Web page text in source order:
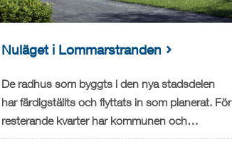
Nuläget i Lommarstranden
De radhus som byggts i den nya stadsdelen
har färdigställts och flyttats in som planerat. För
resterande kvarter har kommunen och
husbyggarföretage...